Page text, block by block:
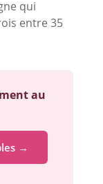
qui
entre 35
au
→